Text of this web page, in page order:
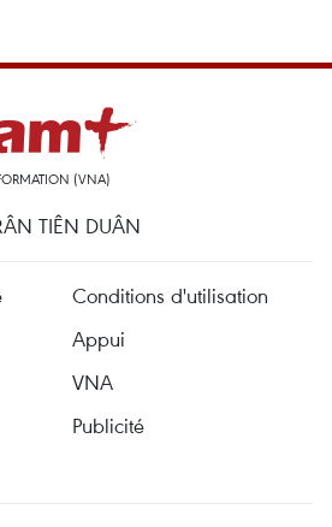
(VNA)
TIÊN DUÂN
Conditions d'utilisation
Appui
VNA
Publicité